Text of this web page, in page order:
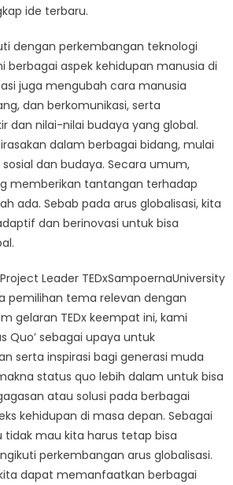
ide terbaru.
dengan perkembangan teknologi
berbagai aspek kehidupan manusia di
juga mengubah cara manusia
dan berkomunikasi, serta
dan nilai-nilai budaya yang global.
dalam berbagai bidang, mulai
dan budaya. Secara umum,
memberikan tantangan terhadap
ada. Sebab pada arus globalisasi, kita
dan berinovasi untuk bisa
Leader TEDxSampoernaUniversity
pemilihan tema relevan dengan
gelaran TEDx keempat ini, kami
Quo’ sebagai upaya untuk
serta inspirasi bagi generasi muda
status quo lebih dalam untuk bisa
atau solusi pada berbagai
kehidupan di masa depan. Sebagai
tidak mau kita harus tetap bisa
perkembangan arus globalisasi.
dapat memanfaatkan berbagai